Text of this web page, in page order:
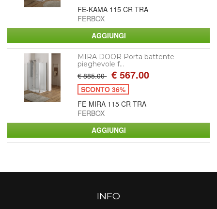
FE-KAMA 115 CR TRA
FERBOX
MIRA DOOR Porta battente
pieghevole f...
€ 885.00 € 567.00
SCONTO 36%
FE-MIRA 115 CR TRA
FERBOX
INFO